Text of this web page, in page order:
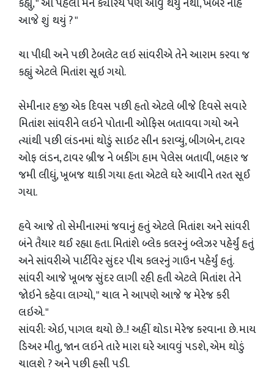
કહ્યું, " આ પહેલા મને ક્યારેય પણ આવું થયું નથી, ખબર નહિ
આજે શું થયું ? "
ચા પીધી અને પછી ટેબલેટ લઇ સાંવરીએ તેને આરામ કરવા જ
કહ્યું એટલે મિતાંશ સૂઇ ગયો.
સેમીનાર હજી એક દિવસ પછી હતો એટલે બીજે દિવસે સવારે
મિતાંશ સાંવરીને લઇને પોતાની ઓફિસ બતાવવા ગયો અને
ત્યાંથી પછી લંડનમાં થોડું સાઇટ સીન કરાવ્યું, બીગબેન, ટાવર
ઓફ લંડન, ટાવર બ્રીજ ને બકીંગ હામ પેલેસ બતાવી, બહાર જ
જમી લીધું, ખૂબજ થાકી ગયા હતા એટલે ઘરે આવીને તરત સૂઈ
ગયા.
હવે આજે તો સેમીનારમાં જવાનું હતું એટલે મિતાંશ અને સાંવરી
બંને તૈયાર થઈ રહ્યા હતા. મિતાંશે બ્લેક કલરનું બ્લેઝર પહેર્યું હતું
અને સાંવરીએ પાર્ટીવેર સુંદર પીચ કલરનું ગાઉન પહેર્યું હતું.
સાંવરી આજે ખૂબજ સુંદર લાગી રહી હતી એટલે મિતાંશ તેને
જોઇને કહેવા લાગ્યો, " ચાલ ને આપણે આજે જ મેરેજ કરી
લઇએ. "
સાંવરી: એઇ, પાગલ થયો છે..! અહીં થોડા મેરેજ કરવાના છે. માય
ડિઅર મીતુ, જાન લઇને તારે મારા ઘરે આવવું પડશે, એમ થોડું
ચાલશે ? અને પછી હસી પડી.